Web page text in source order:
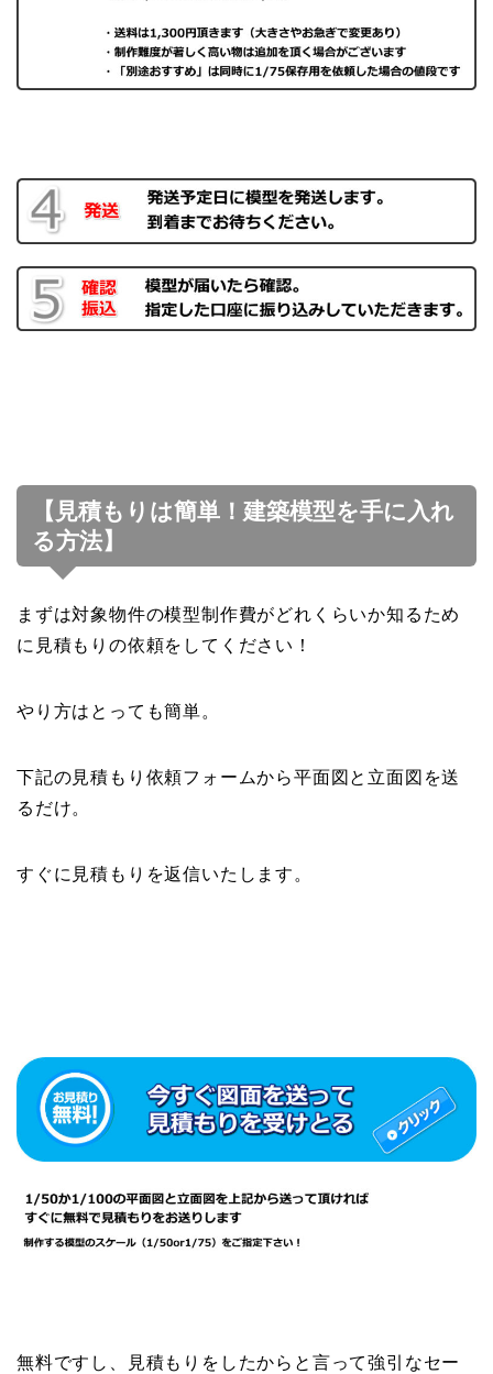
【見積もりは簡単！建築模型を手に入れ
る方法】
まずは対象物件の模型制作費がどれくらいか知るため
に見積もりの依頼をしてください！
やり方はとっても簡単。
下記の見積もり依頼フォームから平面図と立面図を送
るだけ。
すぐに見積もりを返信いたします。
無料ですし、見積もりをしたからと言って強引なセー